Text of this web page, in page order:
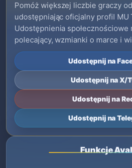
Pomóż większej liczbie graczy
udostępniając oficjalny profil MU
Udostępnienia
polecający, wzmianki o marce i
Udostępnij na
Udostępnij na X/
Udostępnij na
Udostępnij na
Funkcje